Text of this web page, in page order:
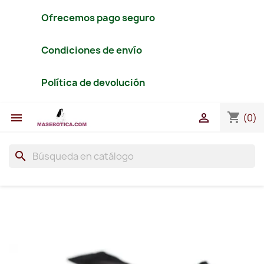
Ofrecemos pago seguro
Condiciones de envío
Política de devolución
 shopping_cart (0)

search